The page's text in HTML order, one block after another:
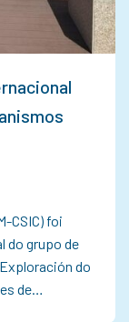
CSIC) foi
do grupo de
do
de…